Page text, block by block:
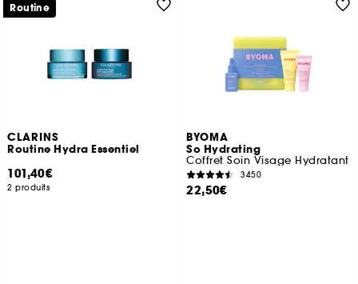
CLARINS
Routine Hydra Essentiel
101,40€
2 produits
Routine
BYOMA
So Hydrating
Coffret Soin Visage Hydratant
3450
22,50€